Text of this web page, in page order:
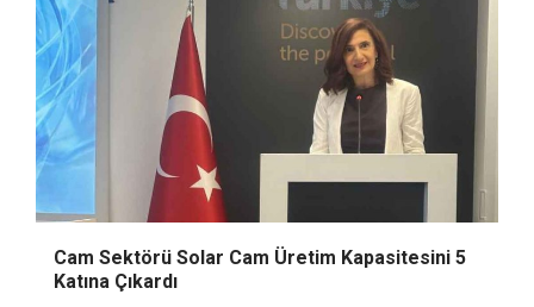
Cam Sektörü Solar Cam Üretim Kapasitesini 5
Katına Çıkardı